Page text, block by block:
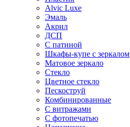
Alvic Luxe
Эмаль
Акрил
ДСП
С патиной
Шкафы-купе с зеркалом
Матовое зеркало
Стекло
Цветное стекло
Пескоструй
Комбинированные
С витражами
С фотопечатью